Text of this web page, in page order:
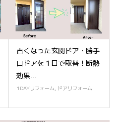
古くなった玄関ドア・勝手
口ドアを１日で取替！断熱
効果...
1DAYリフォーム ドアリフォーム